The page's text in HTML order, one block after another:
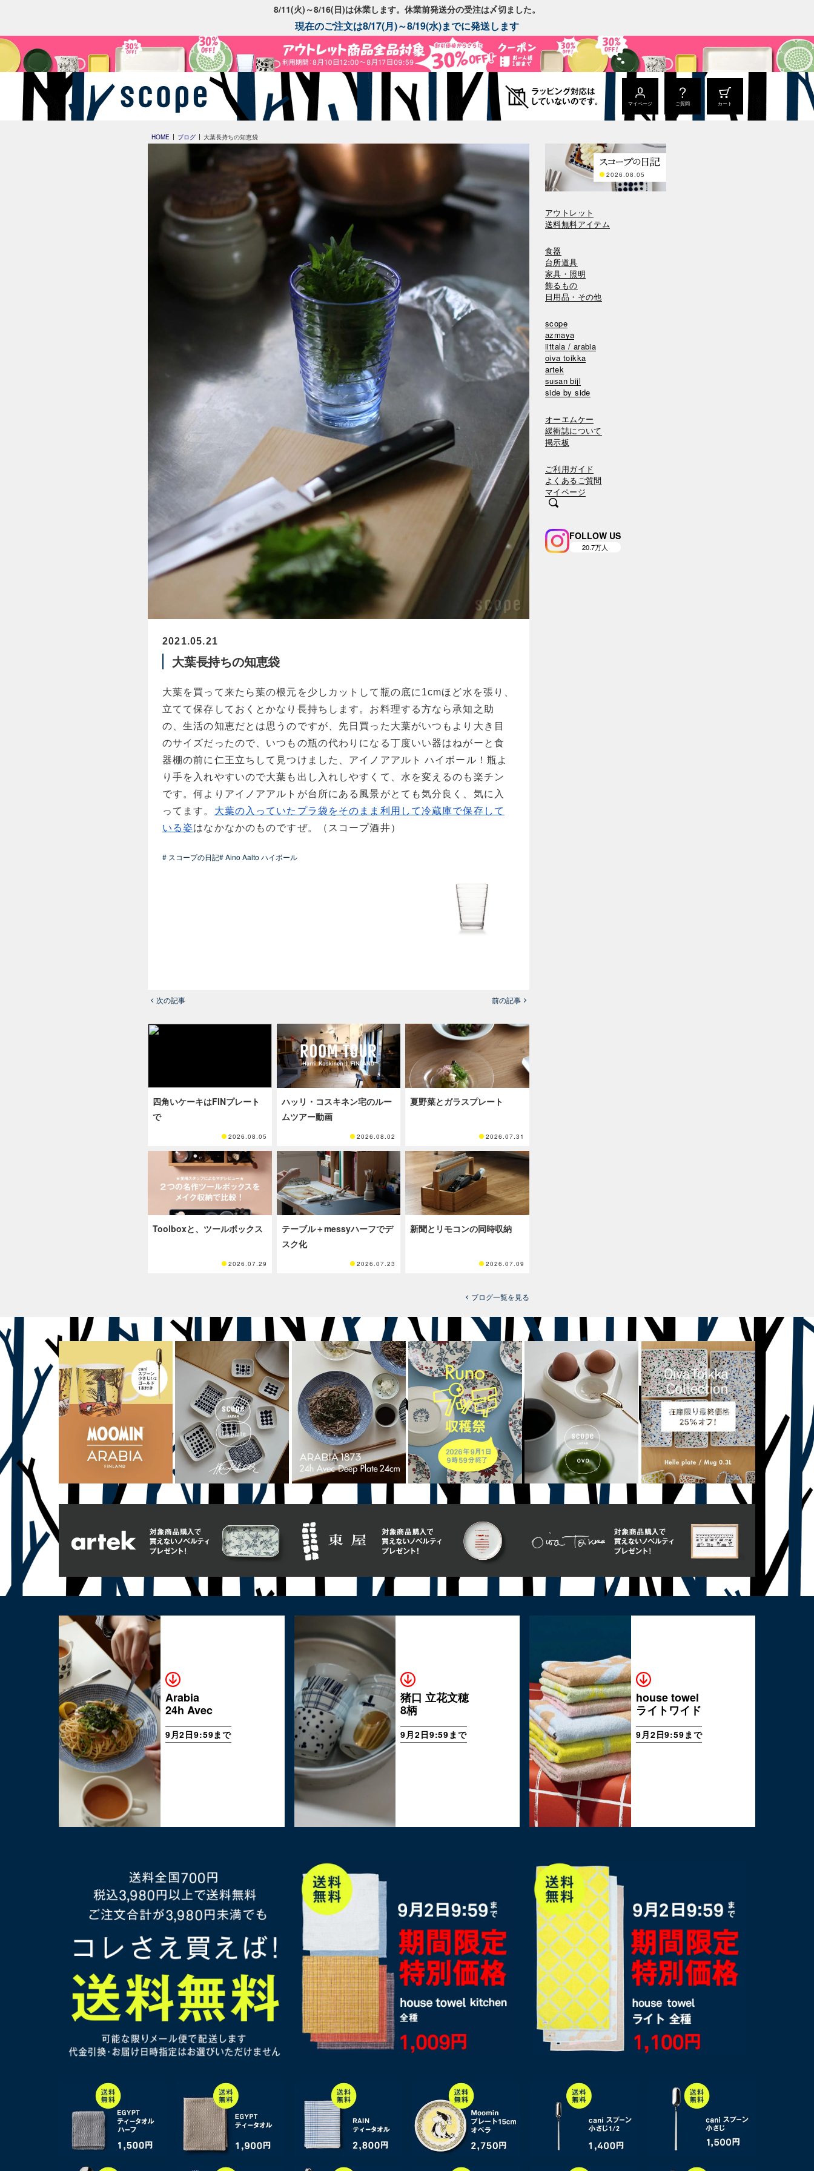
8/11(火)～8/16(日)は休業します。休業前発送分の受注は〆切ました。
現在のご注文は8/17(月)～8/19(水)までに発送します
マイページ ご質問 カート
HOME ブログ 大葉長持ちの知恵袋
2021.05.21
大葉長持ちの知恵袋
大葉を買って来たら葉の根元を少しカットして瓶の底に1cmほど水を張り、
立てて保存しておくとかなり長持ちします。お料理する方なら承知之助
の、生活の知恵だとは思うのですが、先日買った大葉がいつもより大き目
のサイズだったので、いつもの瓶の代わりになる丁度いい器はねがーと食
器棚の前に仁王立ちして見つけました、アイノアアルト ハイボール！瓶よ
り手を入れやすいので大葉も出し入れしやすくて、水を変えるのも楽チン
です。何よりアイノアアルトが台所にある風景がとても気分良く、気に入
ってます。 大葉の入っていたプラ袋をそのまま利用して冷蔵庫で保存して
いる姿はなかなかのものですぜ。（スコープ酒井）
# スコープの日記# Aino Aalto ハイボール
次の記事 前の記事
四角いケーキはFINプレート
で
2026.08.05
ハッリ・コスキネン宅のルー
ムツアー動画
2026.08.02
夏野菜とガラスプレート
2026.07.31
Toolboxと、ツールボックス
2026.07.29
テーブル＋messyハーフでデ
スク化
2026.07.23
新聞とリモコンの同時収納
2026.07.09
ブログ一覧を見る
2026.08.05
アウトレット
送料無料アイテム
食器
台所道具
家具・照明
飾るもの
日用品・その他
scope
azmaya
iittala / arabia
oiva toikka
artek
susan bijl
side by side
オーエムケー
緩衝誌について
掲示板
ご利用ガイド
よくあるご質問
マイページ
FOLLOW US
Arabia
24h Avec
9月2日9:59まで
猪口 立花文穂
8柄
9月2日9:59まで
house towel
ライトワイド
9月2日9:59まで